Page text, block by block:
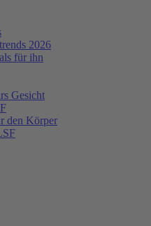
2026
für ihn
Gesicht
den Körper